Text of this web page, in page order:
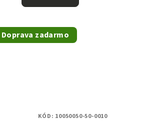
Doprava zadarmo
KÓD: 10050050-50-0010